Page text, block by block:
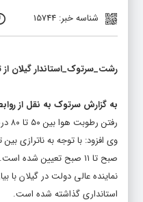
شناسه خبر: 15744
رشت_سرتوک_استاندار گیلان
به گزارش سرتوک به نقل از
رفتن رطوبت هوا بین ۵۰ تا ۸۰ درصد در شهرهایی همچون رشت و سایر نقاط استان اظهار کرد: این شرایط جوی منجر به افزایش مصرف انرژی شده است.
صبح تا ۱۱ صبح تعیین شده است.
نماینده عالی دولت در گیلان با
استانداری گذاشته شده است.